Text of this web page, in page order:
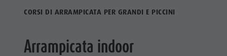
CORSI DI ARRAMPICATA PER GRANDI E PICCINI
Arrampicata indoor